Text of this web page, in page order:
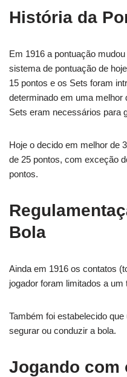
História da
Em 1916 a pontuação
sistema de pontuação de
15 pontos e os Sets foram
determinado em uma melhor
Sets eram necessários para
Hoje o decido em melhor de
de 25 pontos, com exceção
pontos.
Bola
Ainda em 1916 os contatos
jogador foram limitados a um
Também foi estabelecido
segurar ou conduzir a bola.
Jogando com